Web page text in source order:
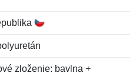
zloženie: bavlna +